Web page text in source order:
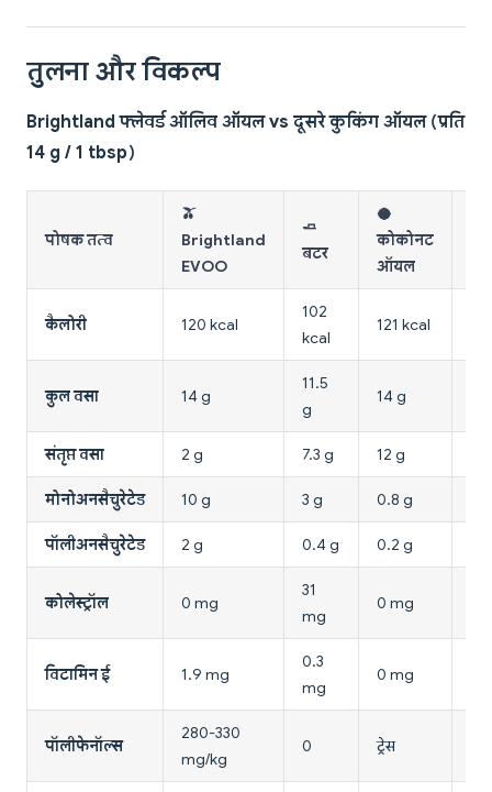
तुलना और विकल्प
Brightland फ्लेवर्ड ऑलिव ऑयल vs दूसरे कुकिंग ऑयल (प्रति
14 g / 1 tbsp)
पोषक तत्व
🫒
Brightland
EVOO
🧈
बटर
🥥
कोकोनट
ऑयल
कैलोरी 120 kcal
102
kcal
121 kcal
कुल वसा 14 g
11.5
g
14 g
संतृप्त वसा 2 g 7.3 g 12 g
मोनोअनसैचुरेटेड 10 g 3 g 0.8 g
पॉलीअनसैचुरेटेड 2 g 0.4 g 0.2 g
कोलेस्ट्रॉल 0 mg
31
mg
0 mg
विटामिन ई 1.9 mg
0.3
mg
0 mg
पॉलीफेनॉल्स
280-330
mg/kg
0 ट्रेस